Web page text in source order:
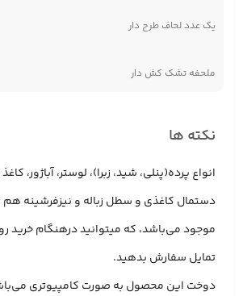
یک عدد لحاف طرح دار
ملحفه تشک کش دار
نکته ها
انواع پرده(پنلی، شید، زبرا)، لوستر، آباژور،
دستمال کاغذی و سطل زباله و نیزفرشینه هم
موجود می‌باشد، که میتوانید درهنگام خرید
تمایل سفارش بدهید.
دوخت این محصول به صورت کامپیوتری